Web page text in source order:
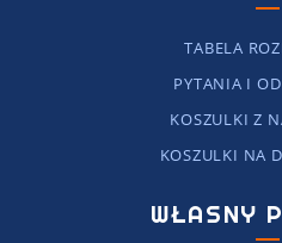
TABELA
PYTANIA I
KOSZULKI Z
KOSZULKI NA
WŁASNY